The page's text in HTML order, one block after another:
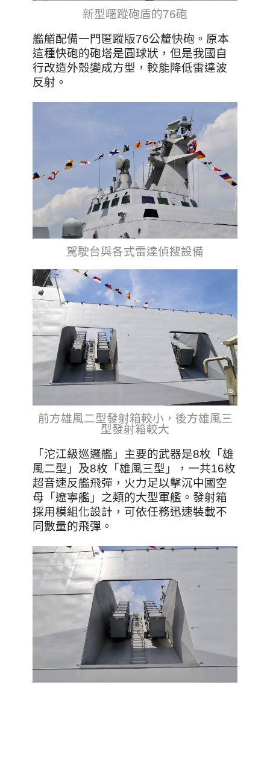
新型暱蹤砲盾的76砲
艦艏配備一門匿蹤版76公釐快砲。原本
這種快砲的砲塔是圓球狀，但是我國自
行改造外殼變成方型，較能降低雷達波
反射。
駕駛台與各式雷達偵搜設備
前方雄風二型發射箱較小，後方雄風三
型發射箱較大
「沱江級巡邏艦」主要的武器是8枚「雄
風二型」及8枚「雄風三型」，一共16枚
超音速反艦飛彈，火力足以擊沉中國空
母「遼寧艦」之類的大型軍艦。發射箱
採用模組化設計，可依任務迅速裝載不
同數量的飛彈。